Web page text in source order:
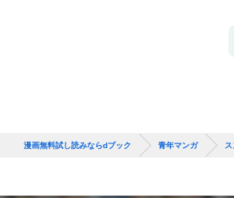
漫画無料試し読みならdブック 青年マンガ